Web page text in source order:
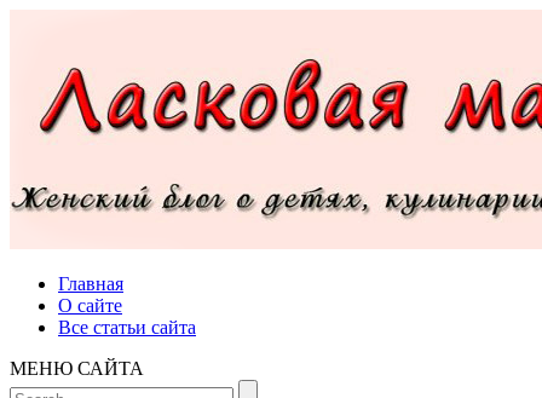
Главная
О сайте
Все статьи сайта
МЕНЮ САЙТА